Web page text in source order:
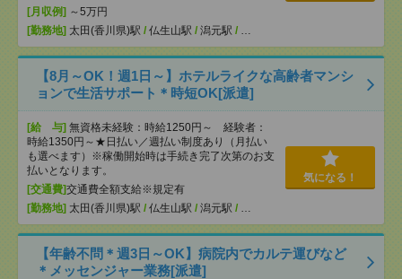
[月収例] ～5万円
[勤務地] 太田(香川県)駅 / 仏生山駅 / 潟元駅 / …
【8月～OK！週1日～】ホテルライクな高齢者マンシ
ョンで生活サポート＊時短OK[派遣]
[給 与] 無資格未経験：時給1250円～ 経験者：
時給1350円～★日払い／週払い制度あり（月払い
も選べます）※稼働開始時は手続き完了次第のお支
払いとなります。
[交通費]交通費全額支給※規定有
[勤務地] 太田(香川県)駅 / 仏生山駅 / 潟元駅 / …
気になる！
【年齢不問＊週3日～OK】病院内でカルテ運びなど
＊メッセンジャー業務[派遣]